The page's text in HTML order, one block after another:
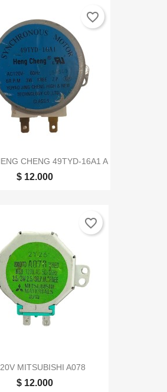
CHENG 49TYD-16A1 A
$ 12.000
favorite_border
MITSUBISHI A078
$ 12.000
favorite_border